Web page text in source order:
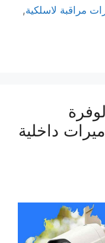
مراقبة لاسلكية,
كاميرات داخلية